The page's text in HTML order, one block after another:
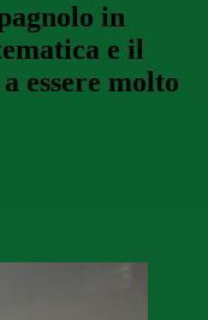
in
e il
essere molto